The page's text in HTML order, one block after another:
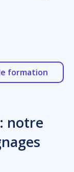
formation
notre